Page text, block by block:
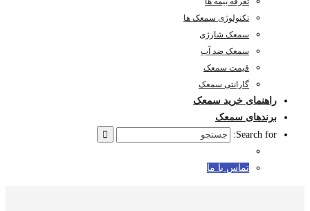
تکنولوژی سمعک ها
سمعک شارژی
سمعک ضد آب
قیمت سمعک
گارانتی سمعک
راهنمای خرید سمعک
برندهای سمعک
Search for:
تماس با ما